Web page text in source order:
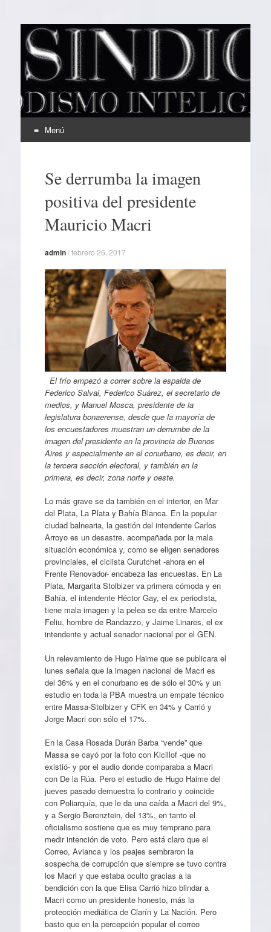
EL SINDICAL
Periodismo Inteligente
Menú
contenidoSe derrumba la imagen
positiva del presidente
Mauricio Macri
admin/febrero 26, 2017
El frío empezó a correr sobre la espalda de
Federico Salvai, Federico Suárez, el secretario de
medios, y Manuel Mosca, presidente de la
legislatura bonaerense, desde que la mayoría de
los encuestadores muestran un derrumbe de la
imagen del presidente en la provincia de Buenos
Aires y especialmente en el conurbano, es decir, en
la tercera sección electoral, y también en la
primera, es decir, zona norte y oeste.
Lo más grave se da también en el interior, en Mar
del Plata, La Plata y Bahía Blanca. En la popular
ciudad balnearia, la gestión del intendente Carlos
Arroyo es un desastre, acompañada por la mala
situación económica y, como se eligen senadores
provinciales, el ciclista Curutchet -ahora en el
Frente Renovador- encabeza las encuestas. En La
Plata, Margarita Stolbizer va primera cómoda y en
Bahía, el intendente Héctor Gay, el ex periodista,
tiene mala imagen y la pelea se da entre Marcelo
Feliu, hombre de Randazzo, y Jaime Linares, el ex
intendente y actual senador nacional por el GEN.
Un relevamiento de Hugo Haime que se publicara el
lunes señala que la imagen nacional de Macri es
del 36% y en el conurbano es de sólo el 30% y un
estudio en toda la PBA muestra un empate técnico
entre Massa-Stolbizer y CFK en 34% y Carrió y
Jorge Macri con sólo el 17%.
En la Casa Rosada Durán Barba “vende” que
Massa se cayó por la foto con Kicillof -que no
existió- y por el audio donde comparaba a Macri
con De la Rúa. Pero el estudio de Hugo Haime del
jueves pasado demuestra lo contrario y coincide
con Poliarquía, que le da una caída a Macri del 9%,
y a Sergio Berenztein, del 13%, en tanto el
oficialismo sostiene que es muy temprano para
medir intención de voto. Pero está claro que el
Correo, Avianca y los peajes sembraron la
sospecha de corrupción que siempre se tuvo contra
los Macri y que estaba oculto gracias a la
bendición con la que Elisa Carrió hizo blindar a
Macri como un presidente honesto, más la
protección mediática de Clarín y La Nación. Pero
basto que en la percepción popular el correo